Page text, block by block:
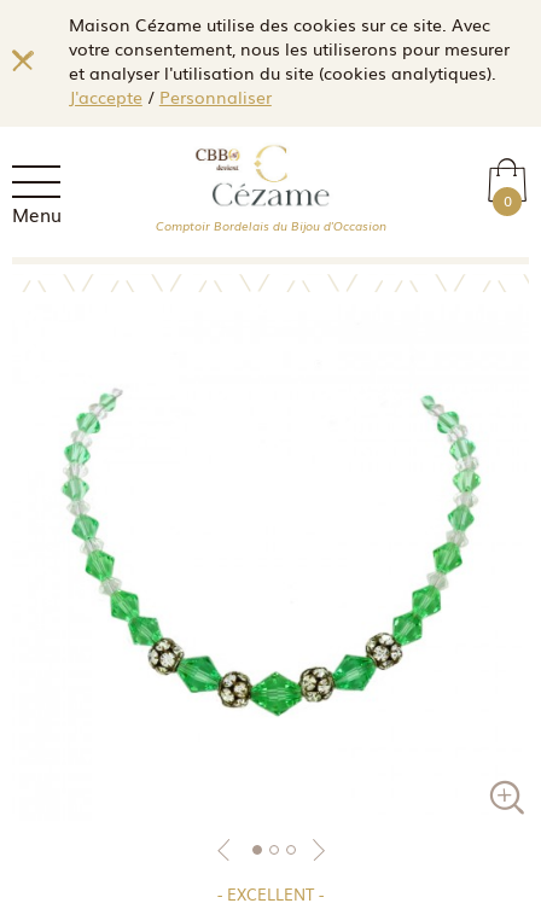
Maison Cézame utilise des cookies sur ce site. Avec
votre consentement, nous les utiliserons pour mesurer
et analyser l'utilisation du site (cookies analytiques).
J'accepte/ Personnaliser
Menu 0
Comptoir Bordelais du Bijou d'Occasion
- EXCELLENT -